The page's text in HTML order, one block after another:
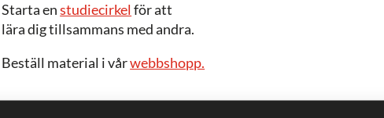
Starta enstudiecirkel för att
lära dig tillsammans med andra.
Beställ material i vårwebbshopp.